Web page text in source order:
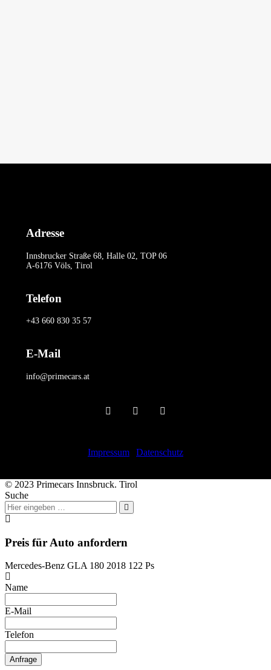
Adresse
Innsbrucker Straße 68, Halle 02, TOP 06
A-6176 Völs, Tirol
Telefon
+43 660 830 35 57
E-Mail
info@primecars.at
Impressum Datenschutz
© 2023 Primecars Innsbruck. Tirol
Suche
Preis für Auto anfordern
Mercedes-Benz GLA 180 2018 122 Ps
Name
E-Mail
Telefon
Anfrage